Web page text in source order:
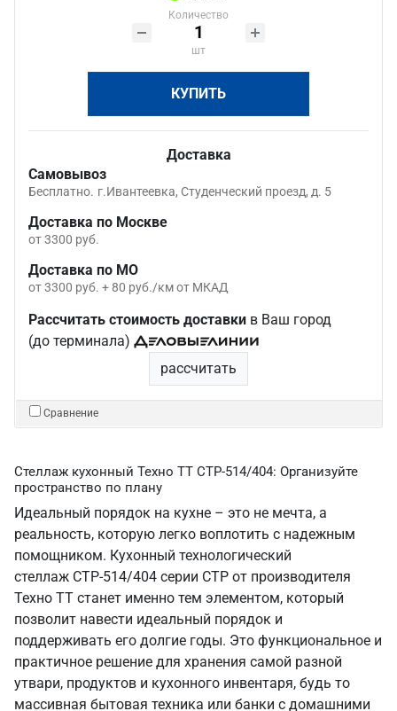
Количество
шт
КУПИТЬ
Доставка
Самовывоз
Бесплатно. г.Ивантеевка, Студенческий проезд, д. 5
Доставка по Москве
от 3300 руб.
Доставка по МО
от 3300 руб. + 80 руб./км от МКАД
Рассчитать стоимость доставки в Ваш город
(до терминала)
рассчитать
Сравнение
Стеллаж кухонный Техно ТТ СТР-514/404: Организуйте
пространство по плану
Идеальный порядок на кухне – это не мечта, а
реальность, которую легко воплотить с надежным
помощником. Кухонный технологический
стеллаж СТР-514/404 серии СТР от производителя
Техно ТТ станет именно тем элементом, который
позволит навести идеальный порядок и
поддерживать его долгие годы. Это функциональное и
практичное решение для хранения самой разной
утвари, продуктов и кухонного инвентаря, будь то
массивная бытовая техника или банки с домашними